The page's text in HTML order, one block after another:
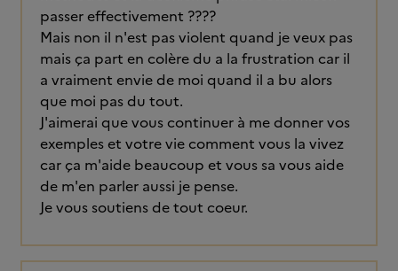
passer effectivement ????
Mais non il n'est pas violent quand je veux pas
mais ça part en colère du a la frustration car il
a vraiment envie de moi quand il a bu alors
que moi pas du tout.
J'aimerai que vous continuer à me donner vos
exemples et votre vie comment vous la vivez
car ça m'aide beaucoup et vous sa vous aide
de m'en parler aussi je pense.
Je vous soutiens de tout coeur.